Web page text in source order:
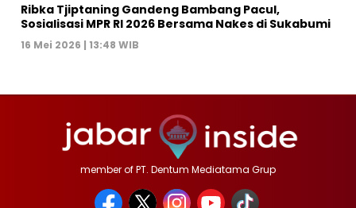
Ribka Tjiptaning Gandeng Bambang Pacul,
Sosialisasi MPR RI 2026 Bersama Nakes di Sukabumi
16 Mei 2026 | 13:48 WIB
member of PT. Dentum Mediatama Grup